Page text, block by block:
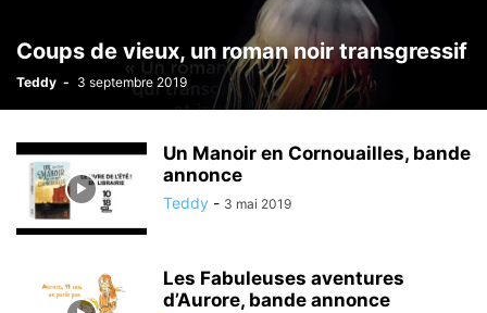
Coups de vieux, un roman noir transgressif
Teddy - 3 septembre 2019
Un Manoir en Cornouailles, bande
annonce
Teddy - 3 mai 2019
Les Fabuleuses aventures
d’Aurore, bande annonce